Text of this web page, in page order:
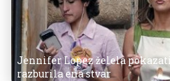
Jennifer Lopez želela
razburila ena stvar